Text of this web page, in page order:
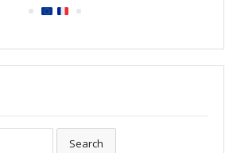
Search